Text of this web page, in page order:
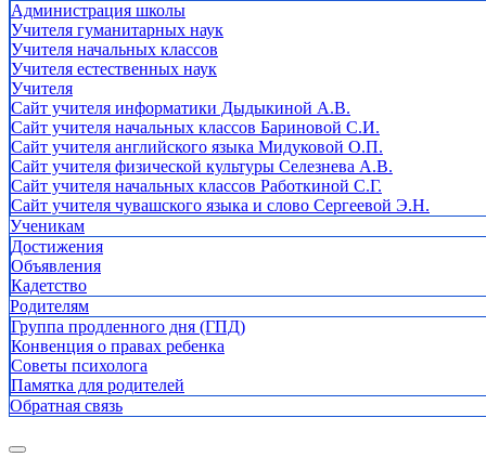
Администрация школы
Учителя гуманитарных наук
Учителя начальных классов
Учителя естественных наук
Учителя
Cайт учителя информатики Дыдыкиной А.В.
Сайт учителя начальных классов Бариновой С.И.
Сайт учителя английского языка Мидуковой О.П.
Сайт учителя физической культуры Селезнева А.В.
Сайт учителя начальных классов Работкиной С.Г.
Сайт учителя чувашского языка и слово Сергеевой Э.Н.
Ученикам
Достижения
Объявления
Кадетство
Родителям
Группа продленного дня (ГПД)
Конвенция о правах ребенка
Советы психолога
Памятка для родителей
Обратная связь